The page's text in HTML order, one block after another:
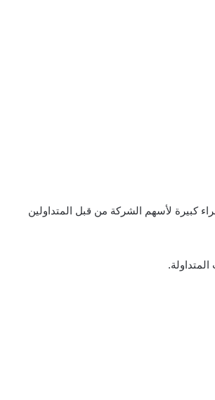
كبيرة لأسهم الشركة من قبل المتداولين